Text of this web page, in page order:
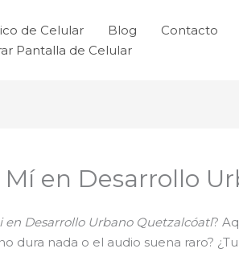
de Celular Blog Contacto
Pantalla de Celular
en Desarrollo
en Desarrollo Urbano Quetzalcóatl?
dura nada o el audio suena raro?